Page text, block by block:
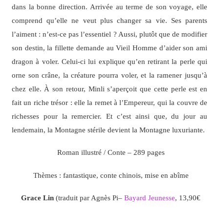
dans la bonne direction. Arrivée au terme de son voyage, elle
comprend qu’elle ne veut plus changer sa vie. Ses parents
l’aiment : n’est-ce pas l’essentiel ? Aussi, plutôt que de modifier
son destin, la fillette demande au Vieil Homme d’aider son ami
dragon à voler. Celui-ci lui explique qu’en retirant la perle qui
orne son crâne, la créature pourra voler, et la ramener jusqu’à
chez elle. À son retour, Minli s’aperçoit que cette perle est en
fait un riche trésor : elle la remet à l’Empereur, qui la couvre de
richesses pour la remercier. Et c’est ainsi que, du jour au
lendemain, la Montagne stérile devient la Montagne luxuriante.
Roman illustré / Conte – 289 pages
Thèmes : fantastique, conte chinois, mise en abîme
Grace Lin (traduit par Agnès Pi– Bayard Jeunesse, 13,90€